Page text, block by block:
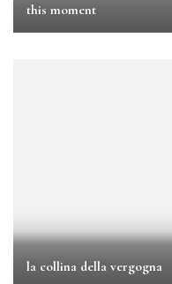
this moment
la collina della vergogna